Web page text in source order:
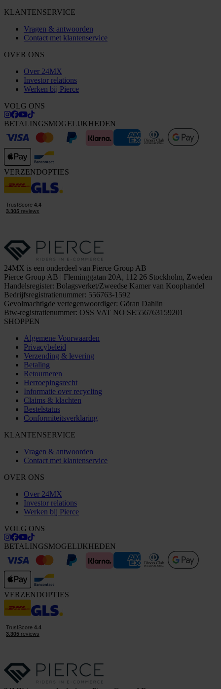
KLANTENSERVICE
Vragen & antwoorden
Contact met klantenservice
OVER ONS
Over 24MX
Investor relations
Werken bij Pierce
VOLG ONS
BETALINGSMOGELIJKHEDEN
VERZENDOPTIES
24MX is een onderdeel van Pierce Group AB
Pierce Group AB | Fleminggatan 20A, 112 26 Stockholm, Zweden
Handelsregister: Bolagsverket/Zweedse Kamer van Koophandel
Bedrijfsregistratienummer: 556763-1592
Gevolmachtigde vertegenwoordiger: Göran Dahlin
Btw-registratienummer: OSS VAT NO SE556763159201
SHOPPEN
Algemene Voorwaarden
Privacybeleid
Verzending & levering
Betaling
Retourneren
Herroepingsrecht
Informatie over recycling
Claims & klachten
Bestelstatus
Conformiteitsverklaring
KLANTENSERVICE
Vragen & antwoorden
Contact met klantenservice
OVER ONS
Over 24MX
Investor relations
Werken bij Pierce
VOLG ONS
BETALINGSMOGELIJKHEDEN
VERZENDOPTIES